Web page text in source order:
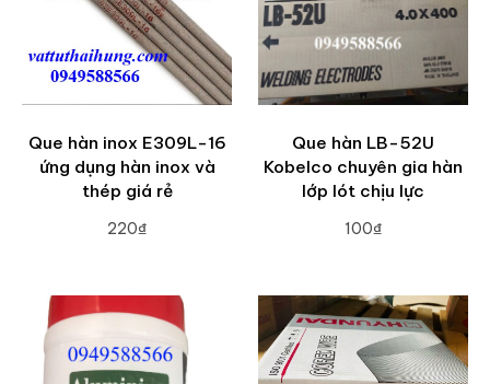
Que hàn inox E309L-16
ứng dụng hàn inox và
thép giá rẻ
220₫
Que hàn LB-52U
Kobelco chuyên gia hàn
lớp lót chịu lực
100₫